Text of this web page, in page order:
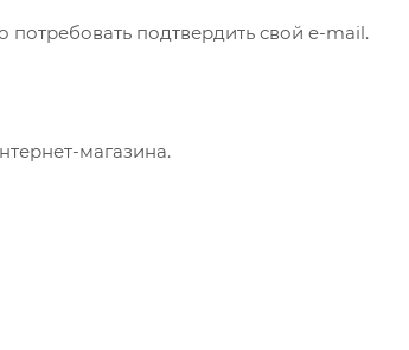
подтвердить свой e-mail.
магазина.